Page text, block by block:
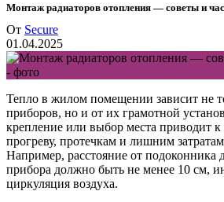
Монтаж радиаторов отопления — советы и
От Secure
01.04.2025
Тепло в жилом помещении зависит не
приборов, но и от их грамотной
крепление или выбор места приводит
прогреву, протечкам и лишним
Например, расстояние от подоконника
прибора должно быть не менее 10 см,
циркуляция воздуха.